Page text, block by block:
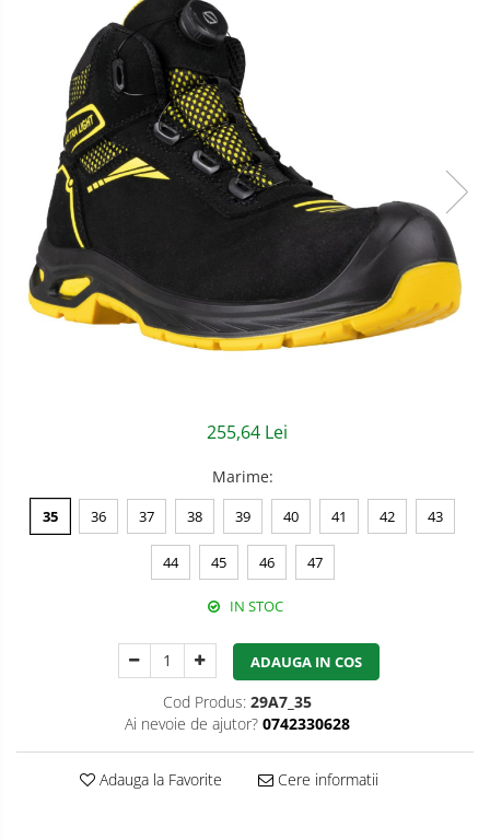
Jachete/Bluze Salopeta
Pantaloni cu pieptar
Pantaloni de lucru
Pantaloni scurti
Pelerine de ploaie
Protectie termica
Reflectorizante
Softshell
Bucle
Mijloace de legatura
Opritoare de cadere
Puncte de ancorare
Semnalizare rutiera
255,64 Lei
Marime:
35 36 37 38 39 40 41 42 43
44 45 46 47
IN STOC
ADAUGA IN COS
Cod Produs: 29A7_35
Ai nevoie de ajutor? 0742330628
Adauga la Favorite Cere informatii